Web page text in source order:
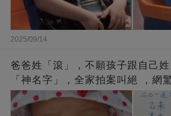
2025/09/14
爸爸姓「滾」，不願孩子跟自己
「神名字」，全家拍案叫絕 ，網